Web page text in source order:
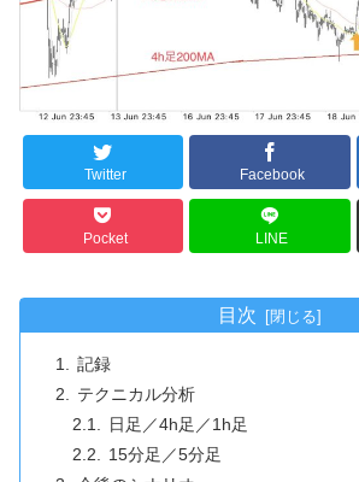
Twitter Facebook
Pocket LINE
目次
記録
テクニカル分析
日足／4h足／1h足
15分足／5分足